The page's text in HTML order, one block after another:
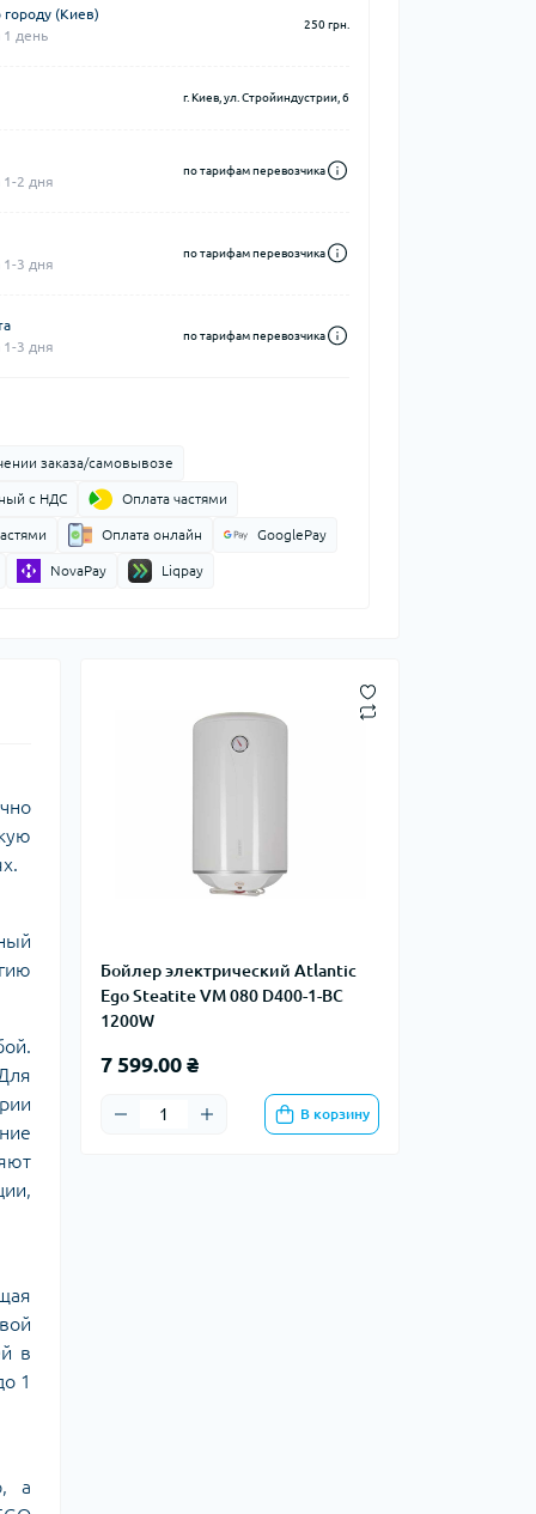
(Киев)
день
250 грн.
г. Киев, ул. Стройиндустрии, 6
1-2 дня
по тарифам перевозчика
1-3 дня
по тарифам перевозчика
1-3 дня
по тарифам перевозчика
заказа/самовывозе
с НДС Оплата частями
Оплата онлайн GooglePay
NovaPay Liqpay
Бойлер электрический Atlantic
Ego Steatite VM 080 D400-1-BC
1200W
7 599.00 ₴
В корзину
в
1
а